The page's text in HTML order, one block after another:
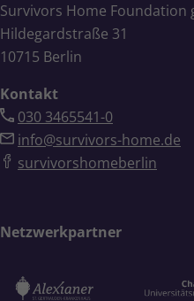
Survivors Home Foundation
Hildegardstraße 31
10715 Berlin
Kontakt
030 3465541-0
info@survivors-home.de
survivorshomeberlin
Netzwerkpartner